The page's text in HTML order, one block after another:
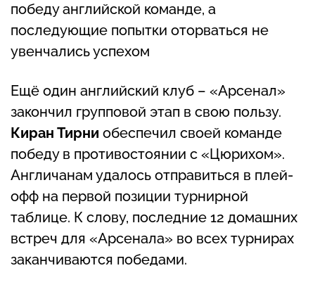
победу английской команде, а
последующие попытки оторваться не
увенчались успехом
Ещё один английский клуб – «Арсенал»
закончил групповой этап в свою пользу.
Киран Тирни обеспечил своей команде
победу в противостоянии с «Цюрихом».
Англичанам удалось отправиться в плей-
офф на первой позиции турнирной
таблице. К слову, последние 12 домашних
встреч для «Арсенала» во всех турнирах
заканчиваются победами.